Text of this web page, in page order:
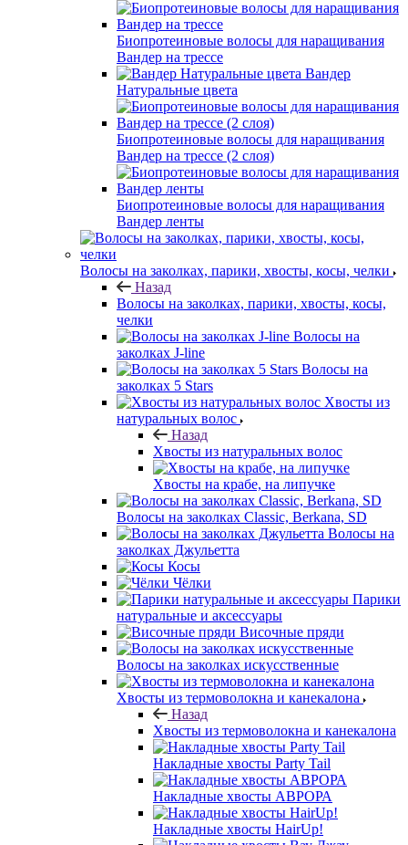
Биопротеиновые волосы для наращивания
Вандер на трессе
Вандер
Натуральные цвета
Биопротеиновые волосы для наращивания
Вандер на трессе (2 слоя)
Биопротеиновые волосы для наращивания
Вандер ленты
Волосы на заколках, парики, хвосты, косы, челки
Назад
Волосы на заколках, парики, хвосты, косы,
челки
Волосы на
заколках J-line
Волосы на
заколках 5 Stars
Хвосты из
натуральных волос
Назад
Хвосты из натуральных волос
Хвосты на крабе, на липучке
Волосы на заколках Classic, Berkana, SD
Волосы на
заколках Джульетта
Косы
Чёлки
Парики
натуральные и аксессуары
Височные пряди
Волосы на заколках искусственные
Хвосты из термоволокна и канекалона
Назад
Хвосты из термоволокна и канекалона
Накладные хвосты Party Tail
Накладные хвосты АВРОРА
Накладные хвосты HairUp!